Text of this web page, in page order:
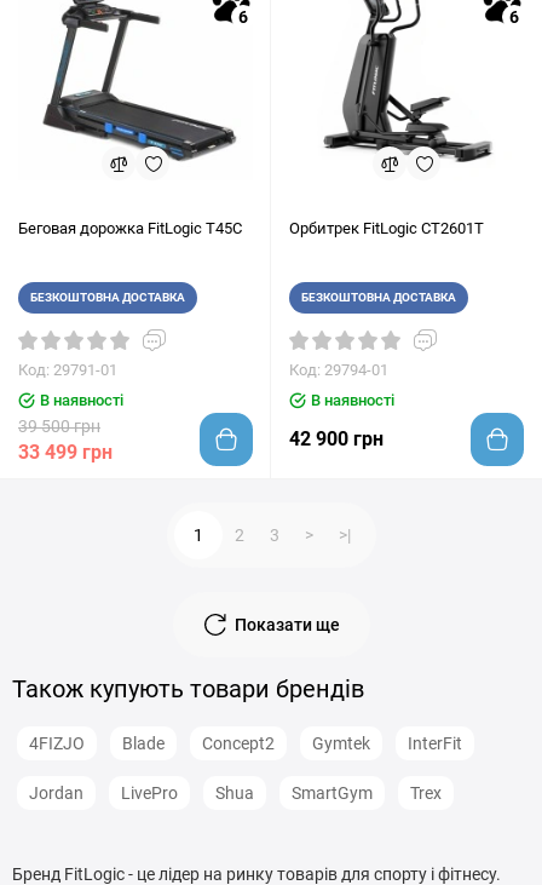
6
Беговая дорожка FitLogic T45C
БЕЗКОШТОВНА ДОСТАВКА
Код: 29791-01
В наявності
39 500 грн
33 499 грн
6
Орбитрек FitLogic CT2601T
БЕЗКОШТОВНА ДОСТАВКА
Код: 29794-01
В наявності
42 900 грн
Показати ще
1 2 3 > >|
Також купують товари брендів
4FIZJO Blade Concept2 Gymtek InterFit
Jordan LivePro Shua SmartGym Trex
Бренд FitLogic - це лідер на ринку товарів для спорту і фітнесу.